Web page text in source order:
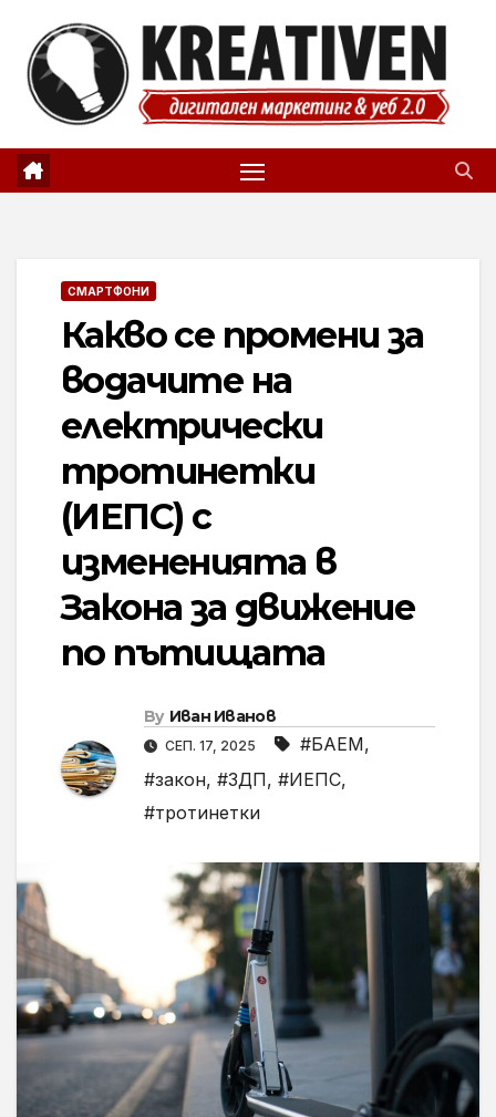
content
СМАРТФОНИ
Какво се промени за
водачите на
електрически
тротинетки
(ИЕПС) с
измененията в
Закона за движение
по пътищата
By Иван Иванов
СЕП. 17, 2025 #БАЕМ,
#закон, #ЗДП, #ИЕПС,
#тротинетки